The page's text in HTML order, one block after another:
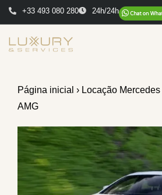
+33 493 080 280 24h/24h
Página inicial › Locação Mercedes
AMG